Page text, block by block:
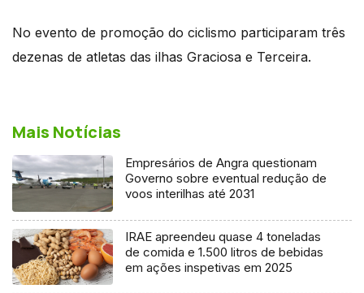
No evento de promoção do ciclismo participaram três
dezenas de atletas das ilhas Graciosa e Terceira.
Mais Notícias
Empresários de Angra questionam
Governo sobre eventual redução de
voos interilhas até 2031
IRAE apreendeu quase 4 toneladas
de comida e 1.500 litros de bebidas
em ações inspetivas em 2025